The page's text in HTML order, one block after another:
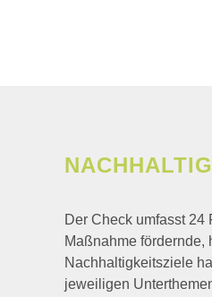
Der Check umfasst 24
Maßnahme fördernde,
Nachhaltigkeitsziele
jeweiligen